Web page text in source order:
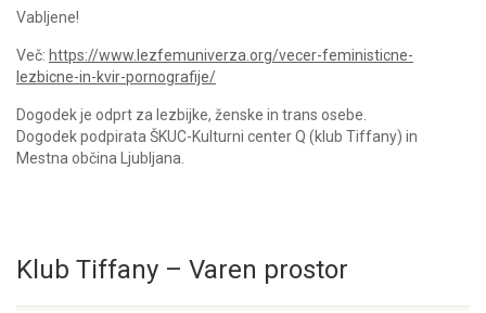
Vabljene!
Več: https://www.lezfemuniverza.org/vecer-feministicne-
lezbicne-in-kvir-pornografije/
Dogodek je odprt za lezbijke, ženske in trans osebe.
Dogodek podpirata ŠKUC-Kulturni center Q (klub Tiffany) in
Mestna občina Ljubljana.
Klub Tiffany – Varen prostor